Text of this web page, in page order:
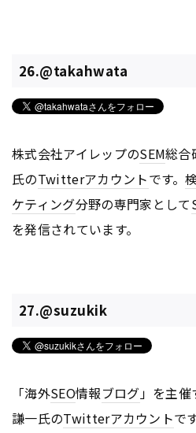
26.@takahwata
株式会社アイレップのSEM総合
氏のTwitterアカウントです。
ケティング分野の専門家として
を発信されています。
27.@suzukik
「海外SEO情報ブログ」を主催
謙一氏のTwitterアカウントで